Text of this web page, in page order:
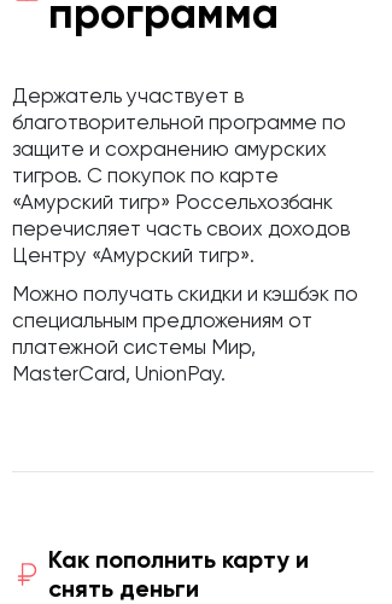
программа
Держатель участвует в
благотворительной программе по
защите и сохранению амурских
тигров. С покупок по карте
«Амурский тигр» Россельхозбанк
перечисляет часть своих доходов
Центру «Амурский тигр».
Можно получать скидки и кэшбэк по
специальным предложениям от
платежной системы Мир,
MasterCard, UnionPay.
Как пополнить карту и
снять деньги